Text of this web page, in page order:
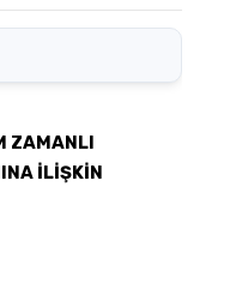
ZAMANLI
İLİŞKİN